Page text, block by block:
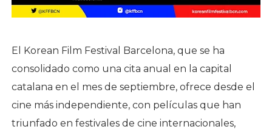
El Korean Film Festival Barcelona, que se ha
consolidado como una cita anual en la capital
catalana en el mes de septiembre, ofrece desde el
cine más independiente, con películas que han
triunfado en festivales de cine internacionales,